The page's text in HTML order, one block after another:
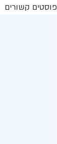
פוסטים קשורים